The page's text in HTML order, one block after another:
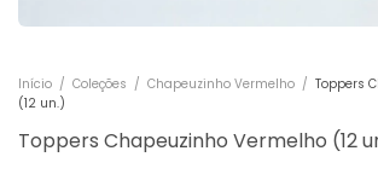
Início / Coleções / Chapeuzinho Vermelho / Toppers
(12 un.)
Toppers Chapeuzinho Vermelho (12